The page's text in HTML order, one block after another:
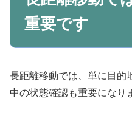
重要です
長距離移動では、単に目的
中の状態確認も重要になり